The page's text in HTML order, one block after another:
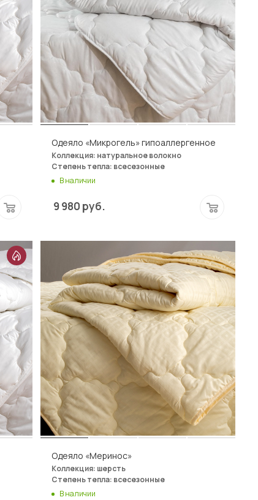
Одеяло «Микрогель» гипоаллергенное
Коллекция: натуральное волокно
Степень тепла: всесезонные
В наличии
9 980 руб.
Одеяло «Меринос»
Коллекция: шерсть
Степень тепла: всесезонные
В наличии